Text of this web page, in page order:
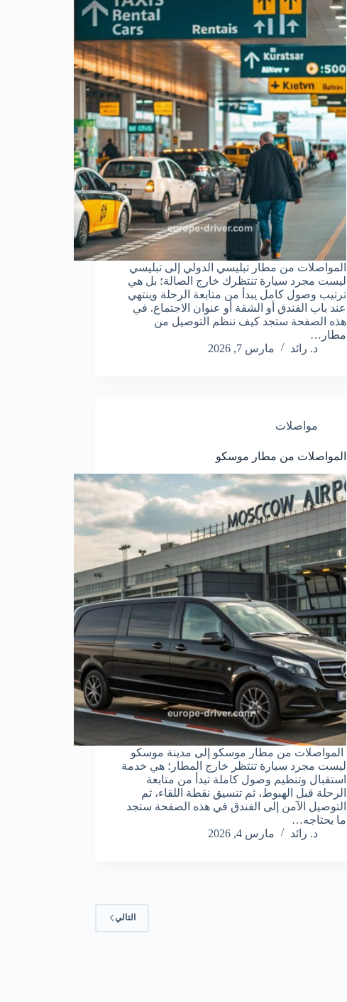
المواصلات من مطار تبليسي الدولي إلى تبليسي
ليست مجرد سيارة تنتظرك خارج الصالة؛ بل هي
ترتيب وصول كامل يبدأ من متابعة الرحلة وينتهي
عند باب الفندق أو الشقة أو عنوان الاجتماع. في
هذه الصفحة ستجد كيف ننظم التوصيل من
مطار…
د. رائد
مارس 7, 2026
مواصلات
المواصلات من مطار موسكو
المواصلات من مطار موسكو إلى مدينة موسكو
ليست مجرد سيارة تنتظر خارج المطار؛ هي خدمة
استقبال وتنظيم وصول كاملة تبدأ من متابعة
الرحلة قبل الهبوط، ثم تنسيق نقطة اللقاء، ثم
التوصيل الآمن إلى الفندق في هذه الصفحة ستجد
ما يحتاجه…
د. رائد
مارس 4, 2026
التالي